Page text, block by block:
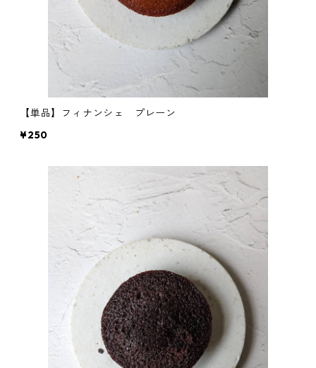
【単品】フィナンシェ プレーン
¥250